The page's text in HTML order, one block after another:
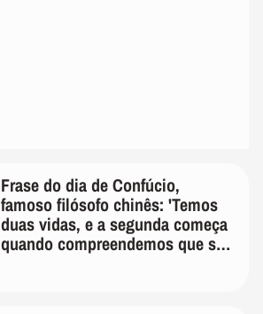
Frase do dia de Confúcio,
famoso filósofo chinês: 'Temos
duas vidas, e a segunda começa
quando compreendemos que só